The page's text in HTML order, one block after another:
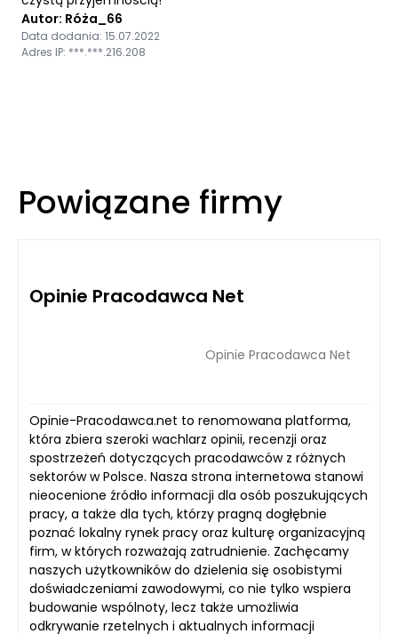
Autor: Róża_66
Data dodania: 15.07.2022
Adres IP: ***.***.216.208
Powiązane firmy
Opinie Pracodawca Net
Opinie Pracodawca Net
Opinie-Pracodawca.net to renomowana platforma,
która zbiera szeroki wachlarz opinii, recenzji oraz
spostrzeżeń dotyczących pracodawców z różnych
sektorów w Polsce. Nasza strona internetowa stanowi
nieocenione źródło informacji dla osób poszukujących
pracy, a także dla tych, którzy pragną dogłębnie
poznać lokalny rynek pracy oraz kulturę organizacyjną
firm, w których rozważają zatrudnienie. Zachęcamy
naszych użytkowników do dzielenia się osobistymi
doświadczeniami zawodowymi, co nie tylko wspiera
budowanie wspólnoty, lecz także umożliwia
odkrywanie rzetelnych i aktualnych informacji